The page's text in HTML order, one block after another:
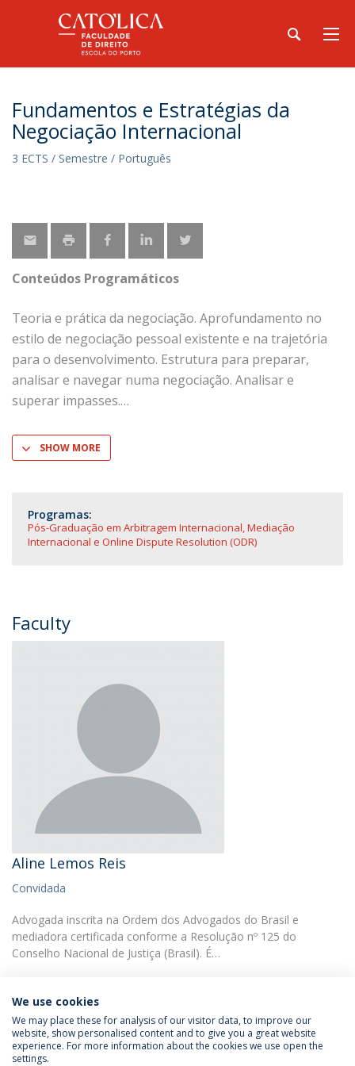
Fundamentos e Estratégias da
Negociação Internacional
3 ECTS / Semestre / Português
Conteúdos Programáticos
Teoria e prática da negociação. Aprofundamento no
estilo de negociação pessoal existente e na trajetória
para o desenvolvimento. Estrutura para preparar,
analisar e navegar numa negociação. Analisar e
superar impasses.
SHOW MORE
Programas:
Pós-Graduação em Arbitragem Internacional, Mediação
Internacional e Online Dispute Resolution (ODR)
Faculty
Aline Lemos Reis
Convidada
Advogada inscrita na Ordem dos Advogados do Brasil e
mediadora certificada conforme a Resolução nº 125 do
Conselho Nacional de Justiça (Brasil). É…
Política de Privacidade
Termos & Condições
We use cookies
We may place these for analysis of our visitor data, to improve our
website, show personalised content and to give you a great website
experience. For more information about the cookies we use open the
settings.